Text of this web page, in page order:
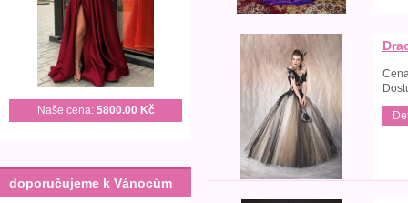
Naše cena: 5800.00 Kč
doporučujeme k Vánocům